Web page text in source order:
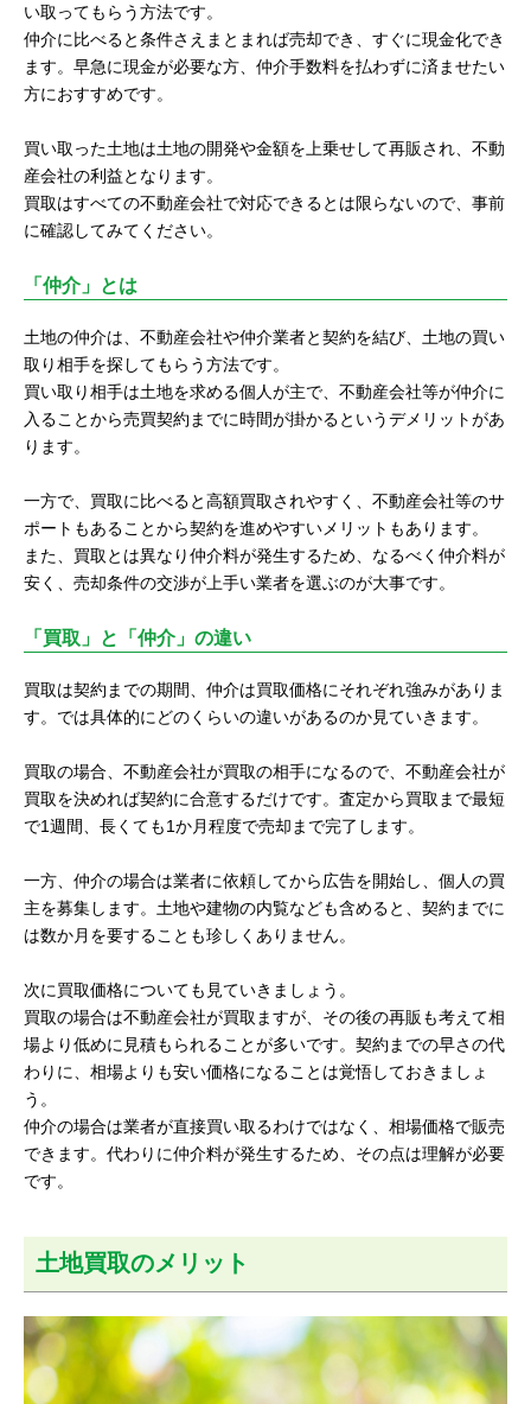
い取ってもらう方法です。
仲介に比べると条件さえまとまれば売却でき、すぐに現金化でき
ます。早急に現金が必要な方、仲介手数料を払わずに済ませたい
方におすすめです。
買い取った土地は土地の開発や金額を上乗せして再販され、不動
産会社の利益となります。
買取はすべての不動産会社で対応できるとは限らないので、事前
に確認してみてください。
「仲介」とは
土地の仲介は、不動産会社や仲介業者と契約を結び、土地の買い
取り相手を探してもらう方法です。
買い取り相手は土地を求める個人が主で、不動産会社等が仲介に
入ることから売買契約までに時間が掛かるというデメリットがあ
ります。
一方で、買取に比べると高額買取されやすく、不動産会社等のサ
ポートもあることから契約を進めやすいメリットもあります。
また、買取とは異なり仲介料が発生するため、なるべく仲介料が
安く、売却条件の交渉が上手い業者を選ぶのが大事です。
「買取」と「仲介」の違い
買取は契約までの期間、仲介は買取価格にそれぞれ強みがありま
す。では具体的にどのくらいの違いがあるのか見ていきます。
買取の場合、不動産会社が買取の相手になるので、不動産会社が
買取を決めれば契約に合意するだけです。査定から買取まで最短
で1週間、長くても1か月程度で売却まで完了します。
一方、仲介の場合は業者に依頼してから広告を開始し、個人の買
主を募集します。土地や建物の内覧なども含めると、契約までに
は数か月を要することも珍しくありません。
次に買取価格についても見ていきましょう。
買取の場合は不動産会社が買取ますが、その後の再販も考えて相
場より低めに見積もられることが多いです。契約までの早さの代
わりに、相場よりも安い価格になることは覚悟しておきましょ
う。
仲介の場合は業者が直接買い取るわけではなく、相場価格で販売
できます。代わりに仲介料が発生するため、その点は理解が必要
です。
土地買取のメリット